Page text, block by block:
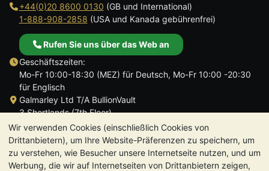
Wir verwenden Cookies (einschließlich Cookies von
Drittanbietern), um Ihre Website-Präferenzen zu speichern, um
zu verstehen, wie Besucher unsere Internetseite nutzen, und um
Werbung, die wir auf Internetseiten von Drittanbietern zeigen,
+44(0)20 8600 0130 (GB und International)
1-888-908-2858 (USA und Kanada gebührenfrei)
Rufen Sie uns über das Web an
Geschäftszeiten:
Mo-Fr 10:00-18:30 (MEZ) für Deutsch, Mo-Fr 10:00 -20:30
für Englisch
Galmarley Ltd T/A BullionVault
3 Shortlands (7th Floor)
Hammersmith
London
W6 8DA
Großbritannien